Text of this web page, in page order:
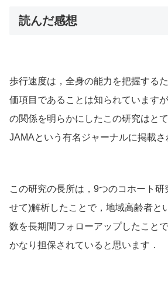
読んだ感想
歩行速度は，全身の能力を把握する
価項目であることは知られています
の関係を明らかにしたこの研究はと
JAMAという有名ジャーナルに掲載さ
この研究の長所は，9つのコホート研
せて)解析したことで，地域高齢者と
数を長期間フォローアップしたこと
かなり担保されていると思います．